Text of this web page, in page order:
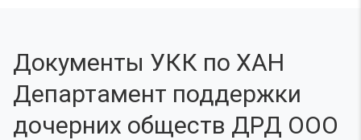
Документы УКК по ХАН
Департамент поддержки
дочерних обществ ДРД ООО